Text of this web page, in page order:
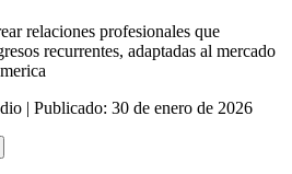
relaciones profesionales que
recurrentes, adaptadas al mercado
| Publicado: 30 de enero de 2026